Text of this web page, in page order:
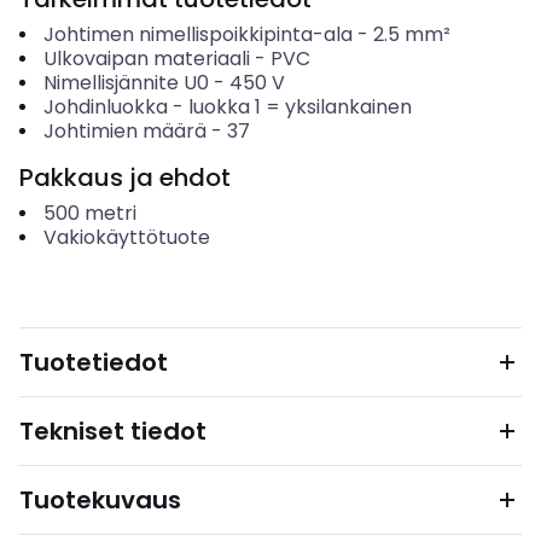
Johtimen nimellispoikkipinta-ala- 2.5 mm²
Ulkovaipan materiaali- PVC
Nimellisjännite U0 - 450 V
Johdinluokka- luokka 1 = yksilankainen
Johtimien määrä- 37
Pakkaus ja ehdot
500 metri
Vakiokäyttötuote
Tuotetiedot
Tekniset tiedot
Tuotekuvaus